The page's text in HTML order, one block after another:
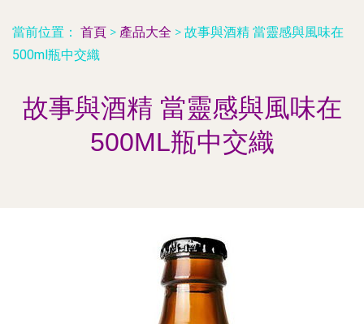
當前位置： 首頁 > 產品大全 > 故事與酒精 當靈感與風味在
500ml瓶中交織
故事與酒精 當靈感與風味在
500ML瓶中交織